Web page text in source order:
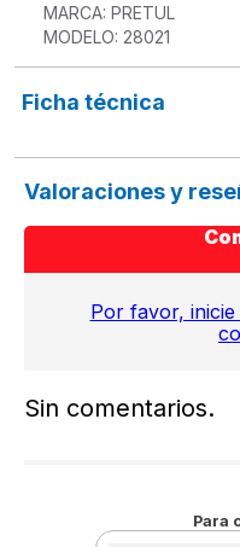
MARCA: PRETUL
MODELO: 28021
Ficha técnica
Valoraciones y
Por favor,
Sin comentarios.
Para